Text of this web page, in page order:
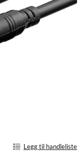
Legg til handleliste